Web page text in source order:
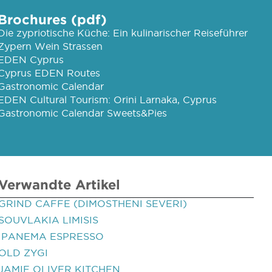
(pdf)
zypriotische Küche: Ein kulinarischer Reiseführer
Wein Strassen
Cyprus
EDEN Routes
Calendar
Cultural Tourism: Orini Larnaka, Cyprus
Calendar Sweets&Pies
Artikel
CAFFE (DIMOSTHENI SEVERI)
LIMISIS
ESPRESSO
ZYGI
OLIVER KITCHEN